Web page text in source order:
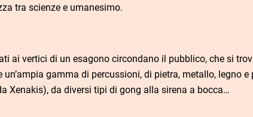
tra scienze e umanesimo.
ai vertici di un esagono circondano il pubblico, che si
un’ampia gamma di percussioni, di pietra, metallo, legno
Xenakis), da diversi tipi di gong alla sirena a bocca…